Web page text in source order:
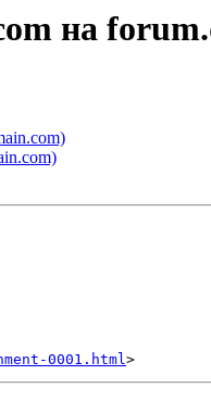
на
0001.html